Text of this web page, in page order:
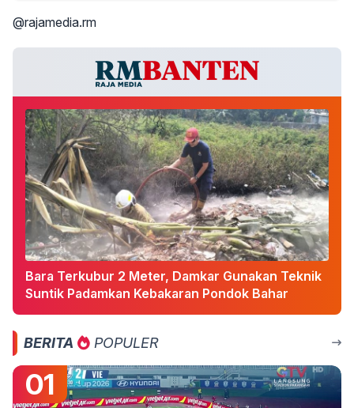
@rajamedia.rm
Bara Terkubur 2 Meter, Damkar Gunakan Teknik
Suntik Padamkan Kebakaran Pondok Bahar
BERITA POPULER
01